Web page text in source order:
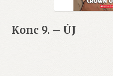
Konc 9. – ÚJ